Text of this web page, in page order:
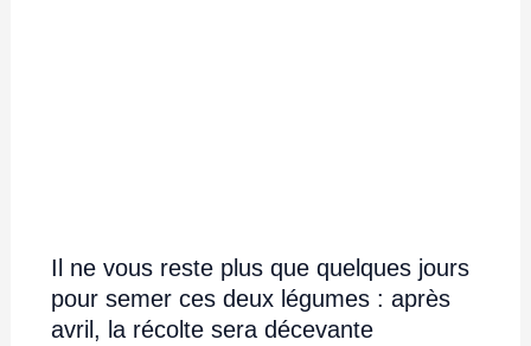
Il ne vous reste plus que quelques jours
pour semer ces deux légumes : après
avril, la récolte sera décevante